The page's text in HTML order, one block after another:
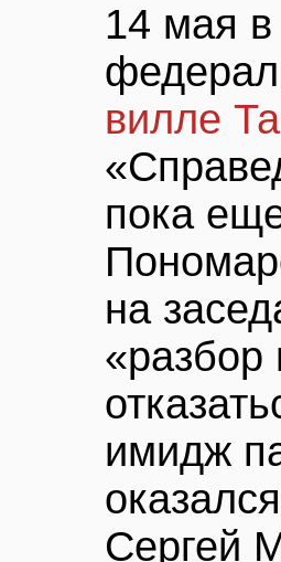
14 мая в
вилле
пока
на
«разбор
имидж
Сергей